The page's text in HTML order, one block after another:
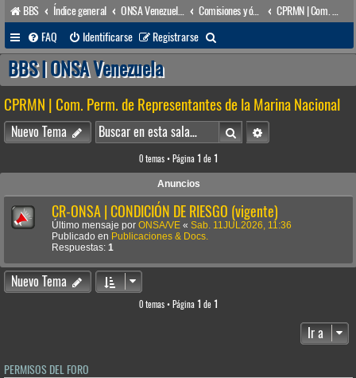
BBS Índice general ONSA Venezuela (acceso público) Comisiones y órganos Asesores internos
FAQ
Identificarse Registrarse
u
c
a
r
BBS | ONSA Venezuela
CPRMN | Com. Perm. de Representantes de la Marina Nacional
Nuevo Tema BuscarBúsqueda avanzada
0 temas • Página 1 de 1
Anuncios
CR-ONSA | CONDICIÓN DE RIESGO (vigente)
Último mensaje por ONSA/VE « Sab. 11JUL2026, 11:36
Publicado en Publicaciones & Docs.
Respuestas: 1
Nuevo Tema
0 temas • Página 1 de 1
Ir a
PERMISOS DEL FORO